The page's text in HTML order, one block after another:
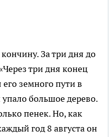
За три дня до
три дня конец
земного пути в
большое дерево.
пенек. Но, как
год 8 августа он